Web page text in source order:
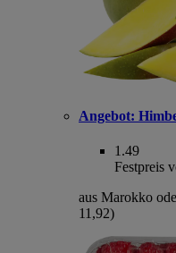
Angebot:
1.49
Festpreis
aus Marokko
11,92)